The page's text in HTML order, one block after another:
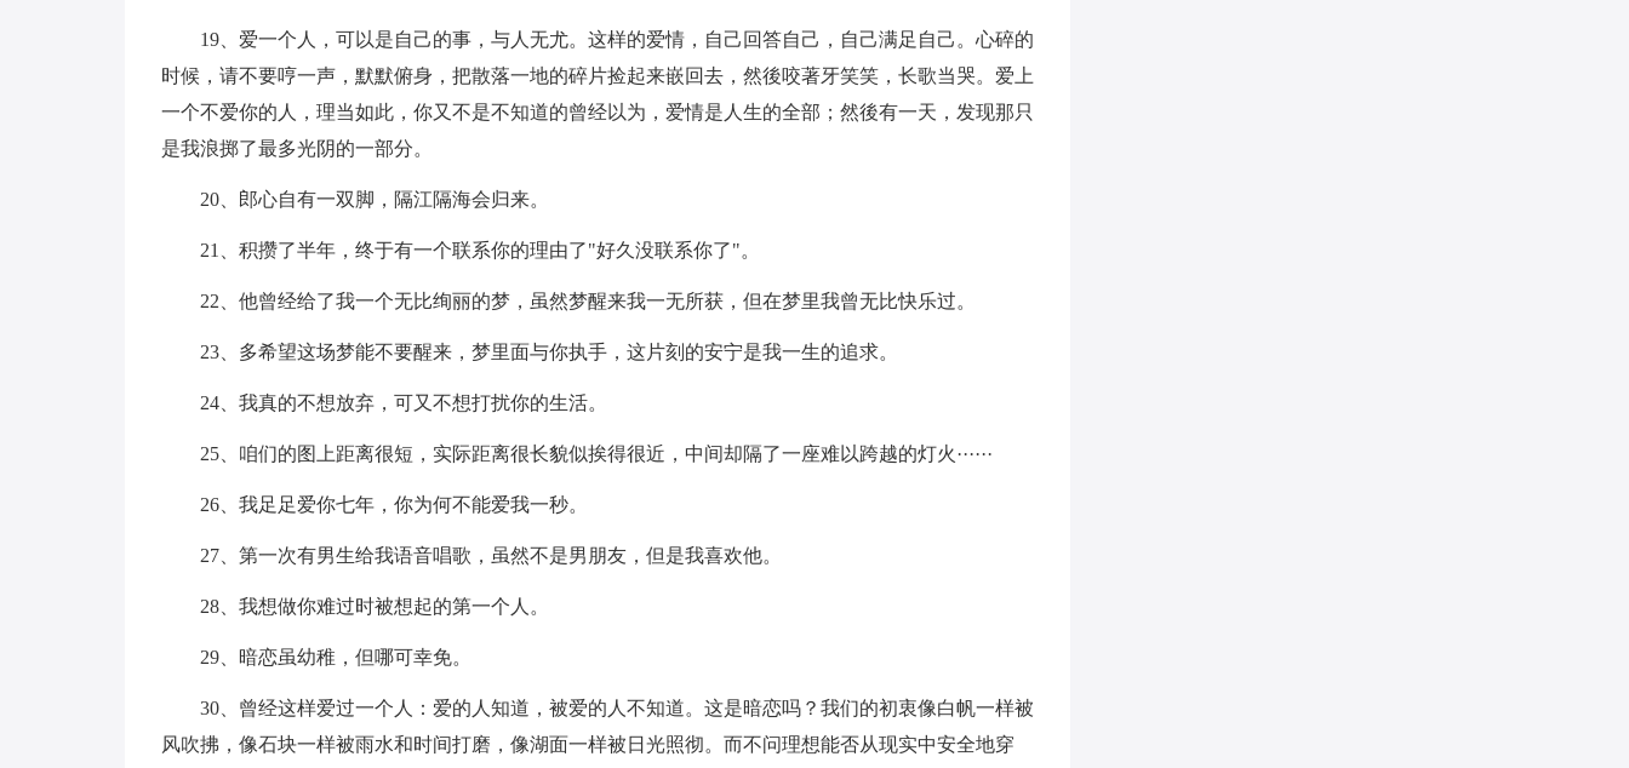
19、爱一个人，可以是自己的事，与人无尤。这样的爱情，自己回答自己，自己满足自己。心碎的
时候，请不要哼一声，默默俯身，把散落一地的碎片捡起来嵌回去，然後咬著牙笑笑，长歌当哭。爱上
一个不爱你的人，理当如此，你又不是不知道的曾经以为，爱情是人生的全部；然後有一天，发现那只
是我浪掷了最多光阴的一部分。
20、郎心自有一双脚，隔江隔海会归来。
21、积攒了半年，终于有一个联系你的理由了"好久没联系你了"。
22、他曾经给了我一个无比绚丽的梦，虽然梦醒来我一无所获，但在梦里我曾无比快乐过。
23、多希望这场梦能不要醒来，梦里面与你执手，这片刻的安宁是我一生的追求。
24、我真的不想放弃，可又不想打扰你的生活。
25、咱们的图上距离很短，实际距离很长貌似挨得很近，中间却隔了一座难以跨越的灯火······
26、我足足爱你七年，你为何不能爱我一秒。
27、第一次有男生给我语音唱歌，虽然不是男朋友，但是我喜欢他。
28、我想做你难过时被想起的第一个人。
29、暗恋虽幼稚，但哪可幸免。
30、曾经这样爱过一个人：爱的人知道，被爱的人不知道。这是暗恋吗？我们的初衷像白帆一样被
风吹拂，像石块一样被雨水和时间打磨，像湖面一样被日光照彻。而不问理想能否从现实中安全地穿